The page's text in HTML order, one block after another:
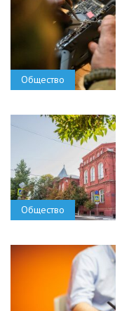
Общество
Общество